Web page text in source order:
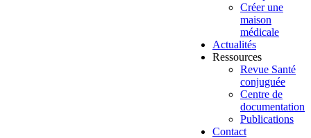
Créer une
maison
médicale
Actualités
Ressources
Revue Santé
conjuguée
Centre de
documentation
Publications
Contact